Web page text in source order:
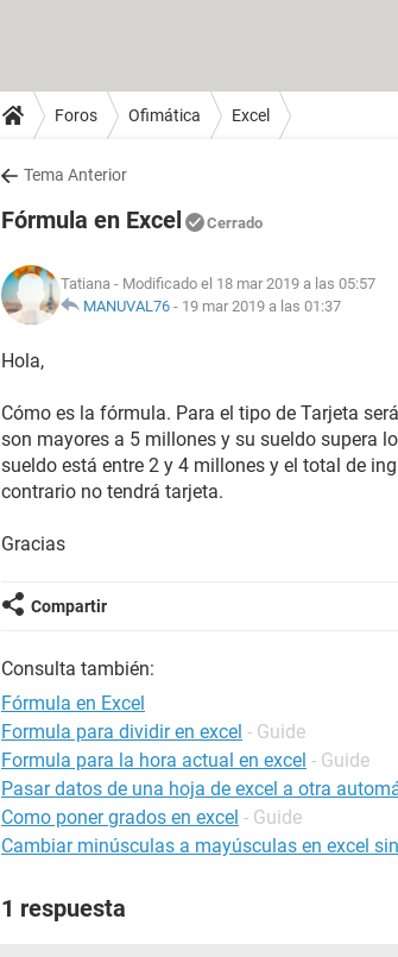
Foros Ofimática Excel
Tema Anterior
Fórmula en Excel Cerrado
Tatiana - Modificado el 18 mar 2019 a las 05:57
MANUVAL76 - 19 mar 2019 a las 01:37
Hola,
Cómo es la fórmula. Para el tipo de Tarjeta
son mayores a 5 millones y su sueldo supera
sueldo está entre 2 y 4 millones y el total de
contrario no tendrá tarjeta.
Gracias
Compartir
Consulta también:
Fórmula en Excel
Formula para dividir en excel - Guide
Formula para la hora actual en excel - Guide
Pasar datos de una hoja de excel a otra
Como poner grados en excel - Guide
Cambiar minúsculas a mayúsculas en excel
1 respuesta